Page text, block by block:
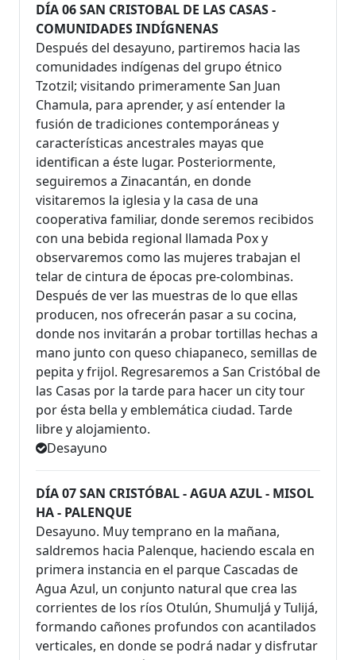
DÍA 06 SAN CRISTOBAL DE LAS CASAS -
COMUNIDADES INDÍGNENAS
Después del desayuno, partiremos hacia las
comunidades indígenas del grupo étnico
Tzotzil; visitando primeramente San Juan
Chamula, para aprender, y así entender la
fusión de tradiciones contemporáneas y
características ancestrales mayas que
identifican a éste lugar. Posteriormente,
seguiremos a Zinacantán, en donde
visitaremos la iglesia y la casa de una
cooperativa familiar, donde seremos recibidos
con una bebida regional llamada Pox y
observaremos como las mujeres trabajan el
telar de cintura de épocas pre-colombinas.
Después de ver las muestras de lo que ellas
producen, nos ofrecerán pasar a su cocina,
donde nos invitarán a probar tortillas hechas a
mano junto con queso chiapaneco, semillas de
pepita y frijol. Regresaremos a San Cristóbal de
las Casas por la tarde para hacer un city tour
por ésta bella y emblemática ciudad. Tarde
libre y alojamiento.
Desayuno
DÍA 07 SAN CRISTÓBAL - AGUA AZUL - MISOL
HA - PALENQUE
Desayuno. Muy temprano en la mañana,
saldremos hacia Palenque, haciendo escala en
primera instancia en el parque Cascadas de
Agua Azul, un conjunto natural que crea las
corrientes de los ríos Otulún, Shumuljá y Tulijá,
formando cañones profundos con acantilados
verticales, en donde se podrá nadar y disfrutar